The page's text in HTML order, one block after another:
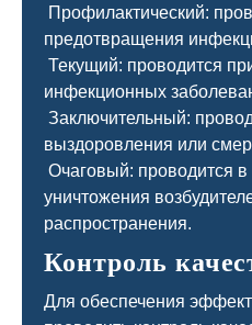
Профилактический:
предотвращения
Текущий: проводится
инфекционных
Заключительный:
выздоровления или
Очаговый: проводится
уничтожения
распространения.
Контроль
Для обеспечения